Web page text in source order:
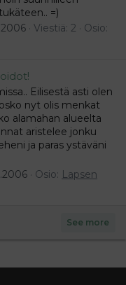
=)
Viestiä: 2
Osio:
Eilisestä asti olen
nyt olis menkat
alamahan alueelta
aristelee jonku
ja paras ystäväni
Osio: Lapsen
See more